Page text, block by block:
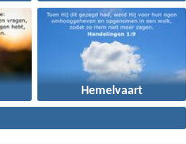
Hemelvaart